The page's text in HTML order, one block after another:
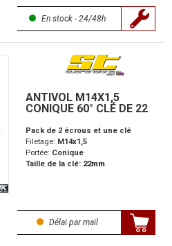
En stock - 24/48h
ANTIVOL M14X1,5
CONIQUE 60° CLÉ DE 22
Pack de 2 écrous et une clé
Filetage: M14x1,5
Portée: Conique
Taille de la clé: 22mm
Délai par mail